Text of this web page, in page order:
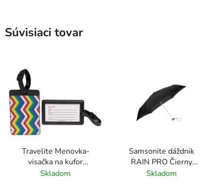
Súvisiaci tovar
Travelite Menovka-
visačka na kufor
Multicolor Waves
Skladom
Samsonite dáždnik
RAIN PRO Čierny
skladací manuálny
Skladom